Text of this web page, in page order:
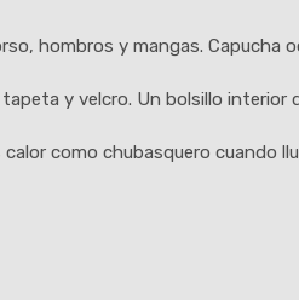
hombros y mangas. Capucha
y velcro. Un bolsillo interior
como chubasquero cuando